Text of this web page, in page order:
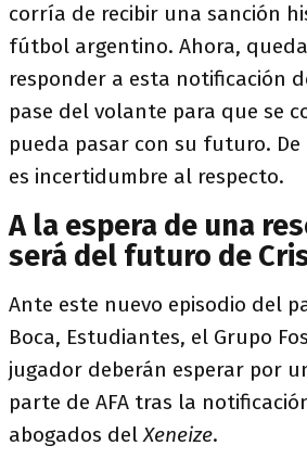
corría de recibir una sanción
fútbol argentino. Ahora,
responder a esta notificación
pase del volante para que se
pueda pasar con su futuro.
es incertidumbre al respecto.
A la espera de una
será del futuro de
Ante este nuevo episodio del
Boca, Estudiantes, el Grupo
jugador deberán esperar por
parte de AFA tras la
abogados delXeneize.